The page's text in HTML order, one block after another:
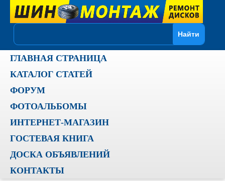
ГЛАВНАЯ СТРАНИЦА
КАТАЛОГ СТАТЕЙ
ФОРУМ
ФОТОАЛЬБОМЫ
ИНТЕРНЕТ-МАГАЗИН
ГОСТЕВАЯ КНИГА
ДОСКА ОБЪЯВЛЕНИЙ
КОНТАКТЫ